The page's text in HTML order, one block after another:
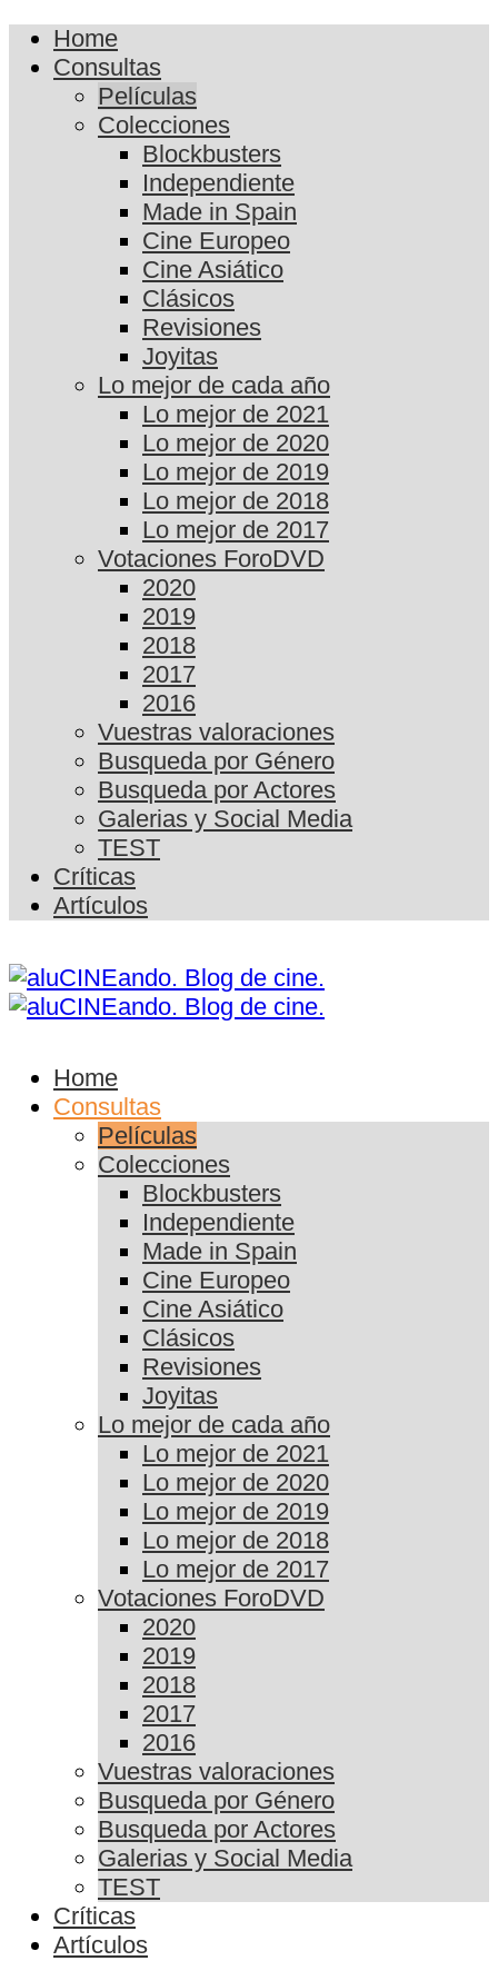
Home
Consultas
Películas
Colecciones
Blockbusters
Independiente
Made in Spain
Cine Europeo
Cine Asiático
Clásicos
Revisiones
Joyitas
Lo mejor de cada año
Lo mejor de 2021
Lo mejor de 2020
Lo mejor de 2019
Lo mejor de 2018
Lo mejor de 2017
Votaciones ForoDVD
2020
2019
2018
2017
2016
Vuestras valoraciones
Busqueda por Género
Busqueda por Actores
Galerias y Social Media
TEST
Críticas
Artículos
Home
Consultas
Películas
Colecciones
Blockbusters
Independiente
Made in Spain
Cine Europeo
Cine Asiático
Clásicos
Revisiones
Joyitas
Lo mejor de cada año
Lo mejor de 2021
Lo mejor de 2020
Lo mejor de 2019
Lo mejor de 2018
Lo mejor de 2017
Votaciones ForoDVD
2020
2019
2018
2017
2016
Vuestras valoraciones
Busqueda por Género
Busqueda por Actores
Galerias y Social Media
TEST
Críticas
Artículos